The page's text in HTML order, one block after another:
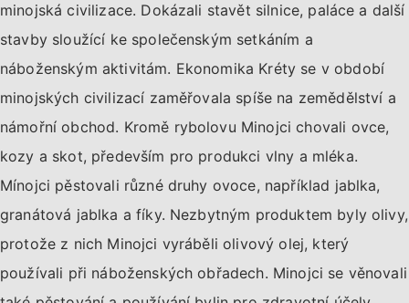
minojská civilizace. Dokázali stavět silnice, paláce a další
stavby sloužící ke společenským setkáním a
náboženským aktivitám. Ekonomika Kréty se v období
minojských civilizací zaměřovala spíše na zemědělství a
námořní obchod. Kromě rybolovu Minojci chovali ovce,
kozy a skot, především pro produkci vlny a mléka.
Mínojci pěstovali různé druhy ovoce, například jablka,
granátová jablka a fíky. Nezbytným produktem byly olivy,
protože z nich Minojci vyráběli olivový olej, který
používali při náboženských obřadech. Minojci se věnovali